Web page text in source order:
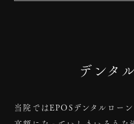
デンタ
当院ではEPOSデンタルロー